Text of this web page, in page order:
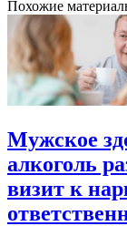
Похожие
Мужское
алкоголь
визит к